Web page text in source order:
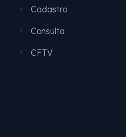
Cadastro
Consulta
CFTV